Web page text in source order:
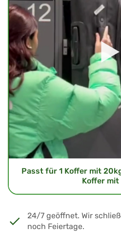
Passt für 1 Koffer mit
Koffer mit
24/7 geöffnet. Wir
noch Feiertage.